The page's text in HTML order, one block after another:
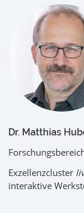
Dr. Matthias
Exzellenzcluster
interaktive